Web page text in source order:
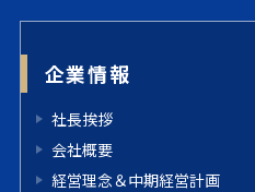
企業情報
社長挨拶
会社概要
経営理念＆中期経営計画